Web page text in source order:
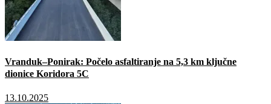
Vranduk–Ponirak: Počelo asfaltiranje na 5,3 km ključne
dionice Koridora 5C
13.10.2025